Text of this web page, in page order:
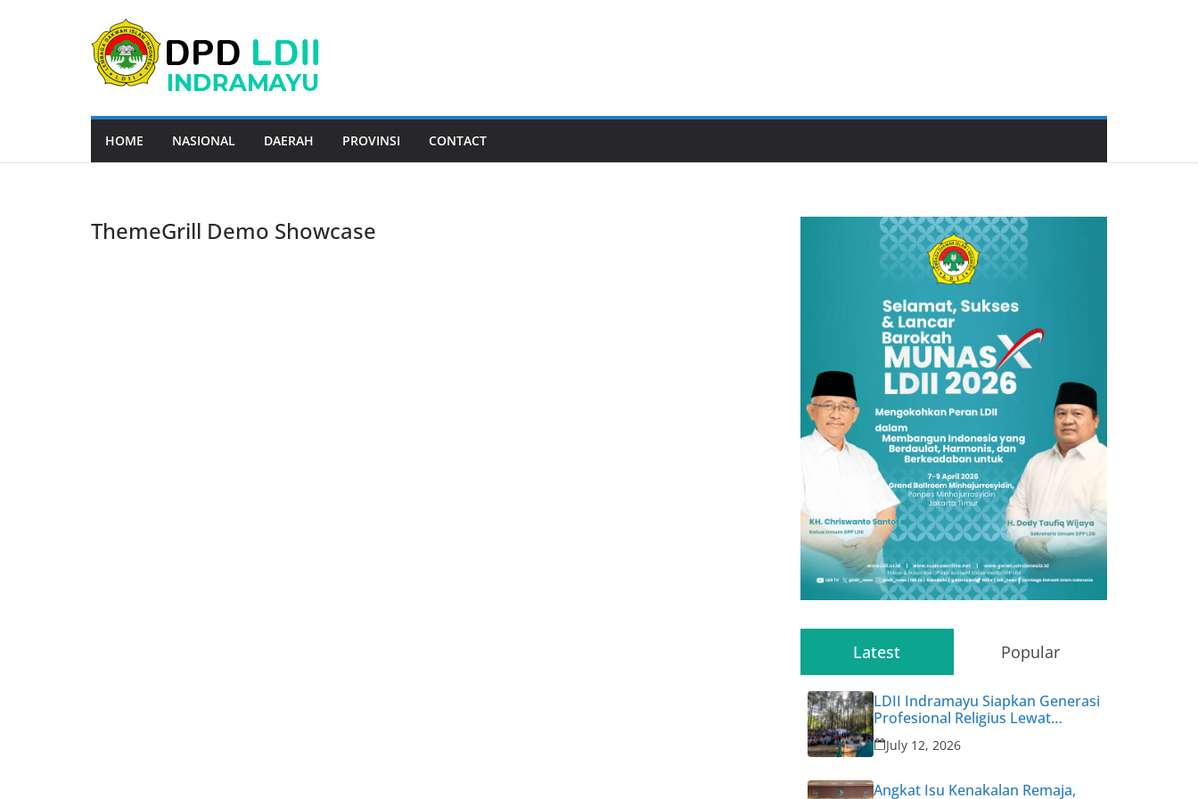
HOME NASIONAL DAERAH PROVINSI CONTACT
ThemeGrill Demo Showcase
Latest Popular
LDII Indramayu Siapkan Generasi
Profesional Religius Lewat
Permata CAI ke-47
July 12, 2026
Angkat Isu Kenakalan Remaja,